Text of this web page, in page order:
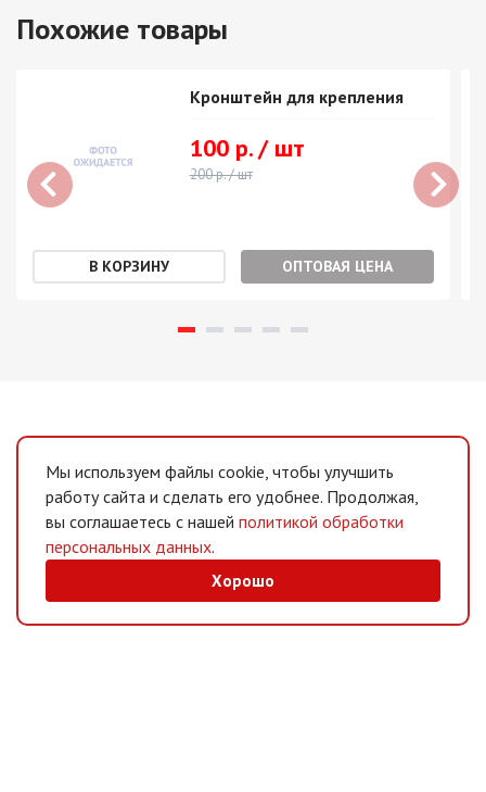
Похожие товары
Кронштейн для крепления
100 р. / шт
200 р. / шт
ОПТОВАЯ ЦЕНА
Мы используем файлы cookie, чтобы улучшить
работу сайта и сделать его удобнее. Продолжая,
вы соглашаетесь с нашей политикой обработки
персональных данных.
Хорошо